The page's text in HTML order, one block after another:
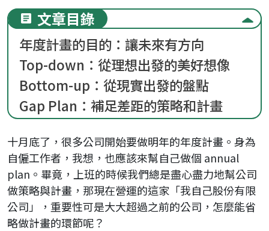
文章目錄
年度計畫的目的：讓未來有方向
Top-down：從理想出發的美好想像
Bottom-up：從現實出發的盤點
Gap Plan：補足差距的策略和計畫
十月底了，很多公司開始要做明年的年度計畫。身為
自僱工作者，我想，也應該來幫自己做個 annual
plan。畢竟，上班的時候我們總是盡心盡力地幫公司
做策略與計畫，那現在營運的這家「我自己股份有限
公司」，重要性可是大大超過之前的公司，怎麼能省
略做計畫的環節呢？